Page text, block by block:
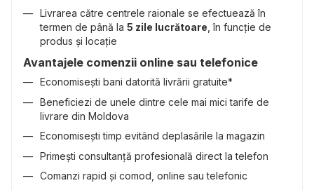
Livrarea către centrele raionale se efectuează în
termen de până la 5 zile lucrătoare , în funcție de
produs și locație
Avantajele comenzii online sau telefonice
Economisești bani datorită livrării gratuite*
Beneficiezi de unele dintre cele mai mici tarife de
livrare din Moldova
Economisești timp evitând deplasările la magazin
Primești consultanță profesională direct la telefon
Comanzi rapid și comod, online sau telefonic